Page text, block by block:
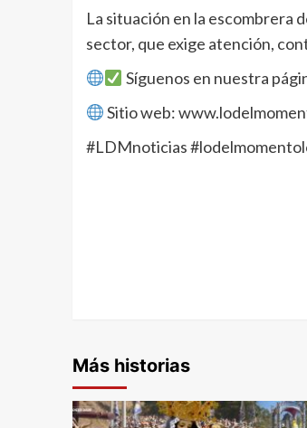
La situación en la escombrera
sector, que exige atención,
Síguenos en nuestra
Sitio web:
#LDMnoticias
Más historias